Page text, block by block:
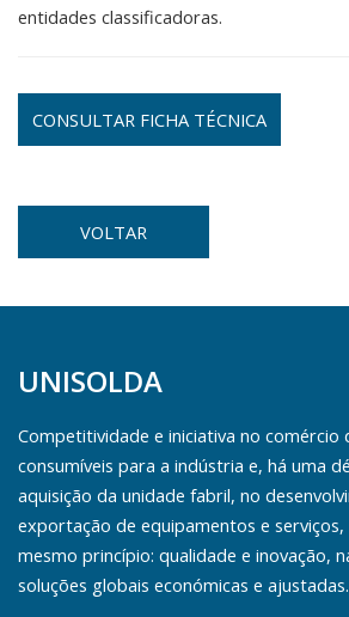
entidades classificadoras.
CONSULTAR FICHA TÉCNICA
VOLTAR
UNISOLDA
Competitividade e iniciativa no comércio
consumíveis para a indústria e, há uma
aquisição da unidade fabril, no
exportação de equipamentos e
mesmo princípio: qualidade e inovação,
soluções globais económicas e ajustadas.